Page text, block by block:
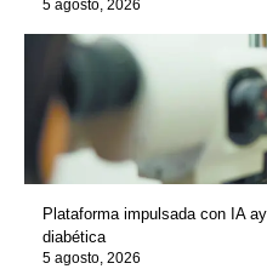
5 agosto, 2026
Plataforma impulsada con IA
diabética
5 agosto, 2026